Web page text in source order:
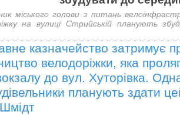
міського голови з питань
на вулиці Стрийській планують
казначейство затримує
велодоріжки, яка
до вул. Хуторівка.
планують здати